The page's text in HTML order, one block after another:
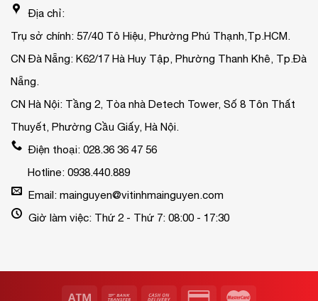
Địa chỉ:
Trụ sở chính: 57/40 Tô Hiệu, Phường Phú Thạnh,Tp.HCM.
CN Đà Nẵng: K62/17 Hà Huy Tập, Phường Thanh Khê, Tp.Đà
Nẵng.
CN Hà Nội: Tầng 2, Tòa nhà Detech Tower, Số 8 Tôn Thất
Thuyết, Phường Cầu Giấy, Hà Nội.
Điện thoại: 028.36 36 47 56
Hotline: 0938.440.889
Email: mainguyen@vitinhmainguyen.com
Giờ làm việc: Thứ 2 - Thứ 7: 08:00 - 17:30